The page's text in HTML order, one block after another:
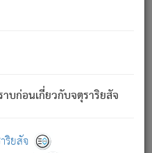
บก่อนเกี่ยวกับจตุราริยสัจ
ริยสัจ
ว มีผัสสะบังหน้า
การใด แต่สิ่งนั้นย่อมเป็น
ที่เขาสำคัญนั้น
บังหน้าแล้ว มีภพโดยความ
งได้เพลิดเพลินยิ่งนักในภพ
นั้นเป็นภัย (ที่เขาไม่รู้จัก)